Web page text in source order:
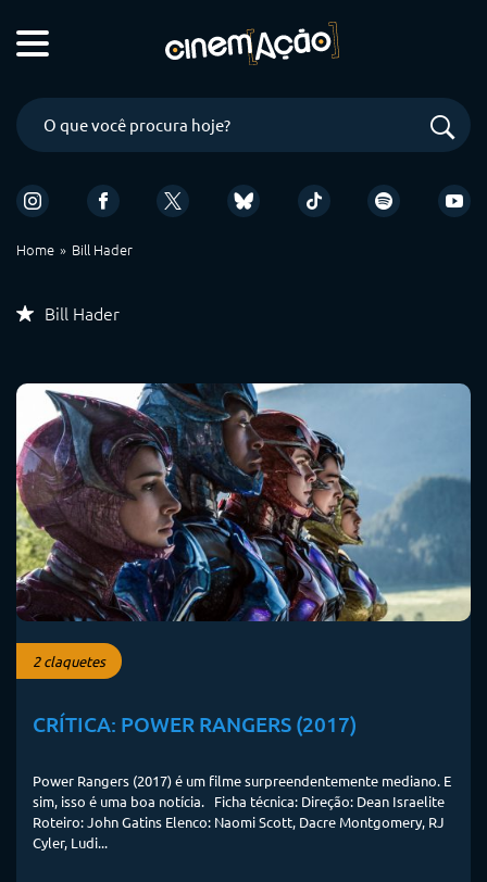
Home Bill Hader
Bill Hader
2 claquetes
CRÍTICA: POWER RANGERS (2017)
Power Rangers (2017) é um filme surpreendentemente mediano. E
sim, isso é uma boa notícia. Ficha técnica: Direção: Dean Israelite
Roteiro: John Gatins Elenco: Naomi Scott, Dacre Montgomery, RJ
Cyler, Ludi...